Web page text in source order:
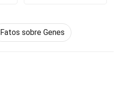
Fatos sobre Genes